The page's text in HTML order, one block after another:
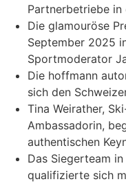
Partnerbetriebe in
Die glamouröse
September 2025
Sportmoderator
Die hoffmann
sich den
Tina Weirather,
Ambassadorin,
authentischen
Das Siegerteam
qualifizierte sich